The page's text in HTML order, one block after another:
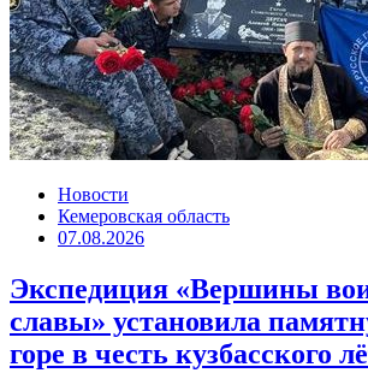
Новости
Кемеровская область
07.08.2026
Экспедиция «Вершины
славы» установила
горе в честь кузбасского